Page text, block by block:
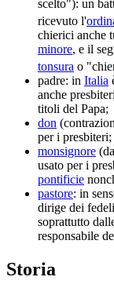
scelto"): un
ricevuto l'
chierici anche
minore, e il
tonsura o
padre: in Italia
anche
titoli del Papa;
don
per i presbiteri;
monsignore
usato per i
pontificie
pastore: in
dirige dei
soprattutto
responsabile
Storia